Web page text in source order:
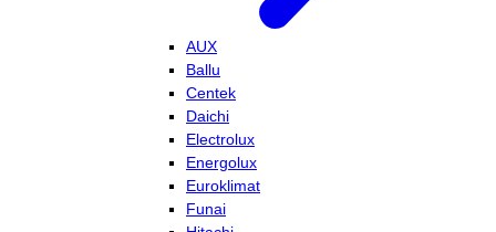
AUX
Ballu
Centek
Daichi
Electrolux
Energolux
Euroklimat
Funai